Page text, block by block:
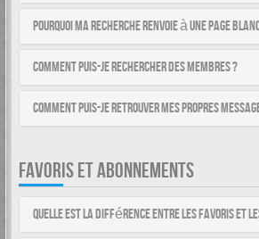
Pourquoi ma recherche renvoie à une page
Comment puis-je rechercher des membres ?
Comment puis-je retrouver mes propres
FAVORIS ET ABONNEMENTS
Quelle est la différence entre les favoris et